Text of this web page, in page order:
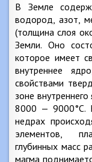
В Земле
водород, азот,
(толщина слоя
Земли. Оно
которое имеет
внутреннее
свойствами
зоне
8000 — 9000°С.
недрах
элементов,
глубинных масс
магма